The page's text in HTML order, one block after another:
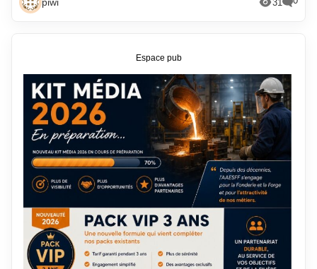
piwi 31
Espace pub